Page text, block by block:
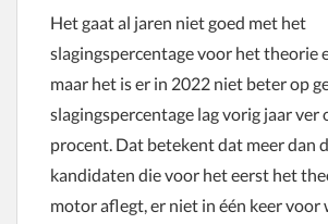
Het gaat al jaren niet goed met het
slagingspercentage voor het theorie
maar het is er in 2022 niet beter op
slagingspercentage lag vorig jaar ver
procent. Dat betekent dat meer dan
kandidaten die voor het eerst het
motor aflegt, er niet in één keer voor